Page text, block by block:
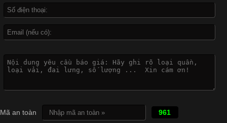
Đại
Cập nhật 2026-04-21 15:41:03
In Chuyển Nhiệt Là Gì? Công Nghệ In Hiện Đại Trong Ngành
May Mặc Trong ngành in ấn và thời trang, in chuyển nhiệt đang
Mã an toàn 961